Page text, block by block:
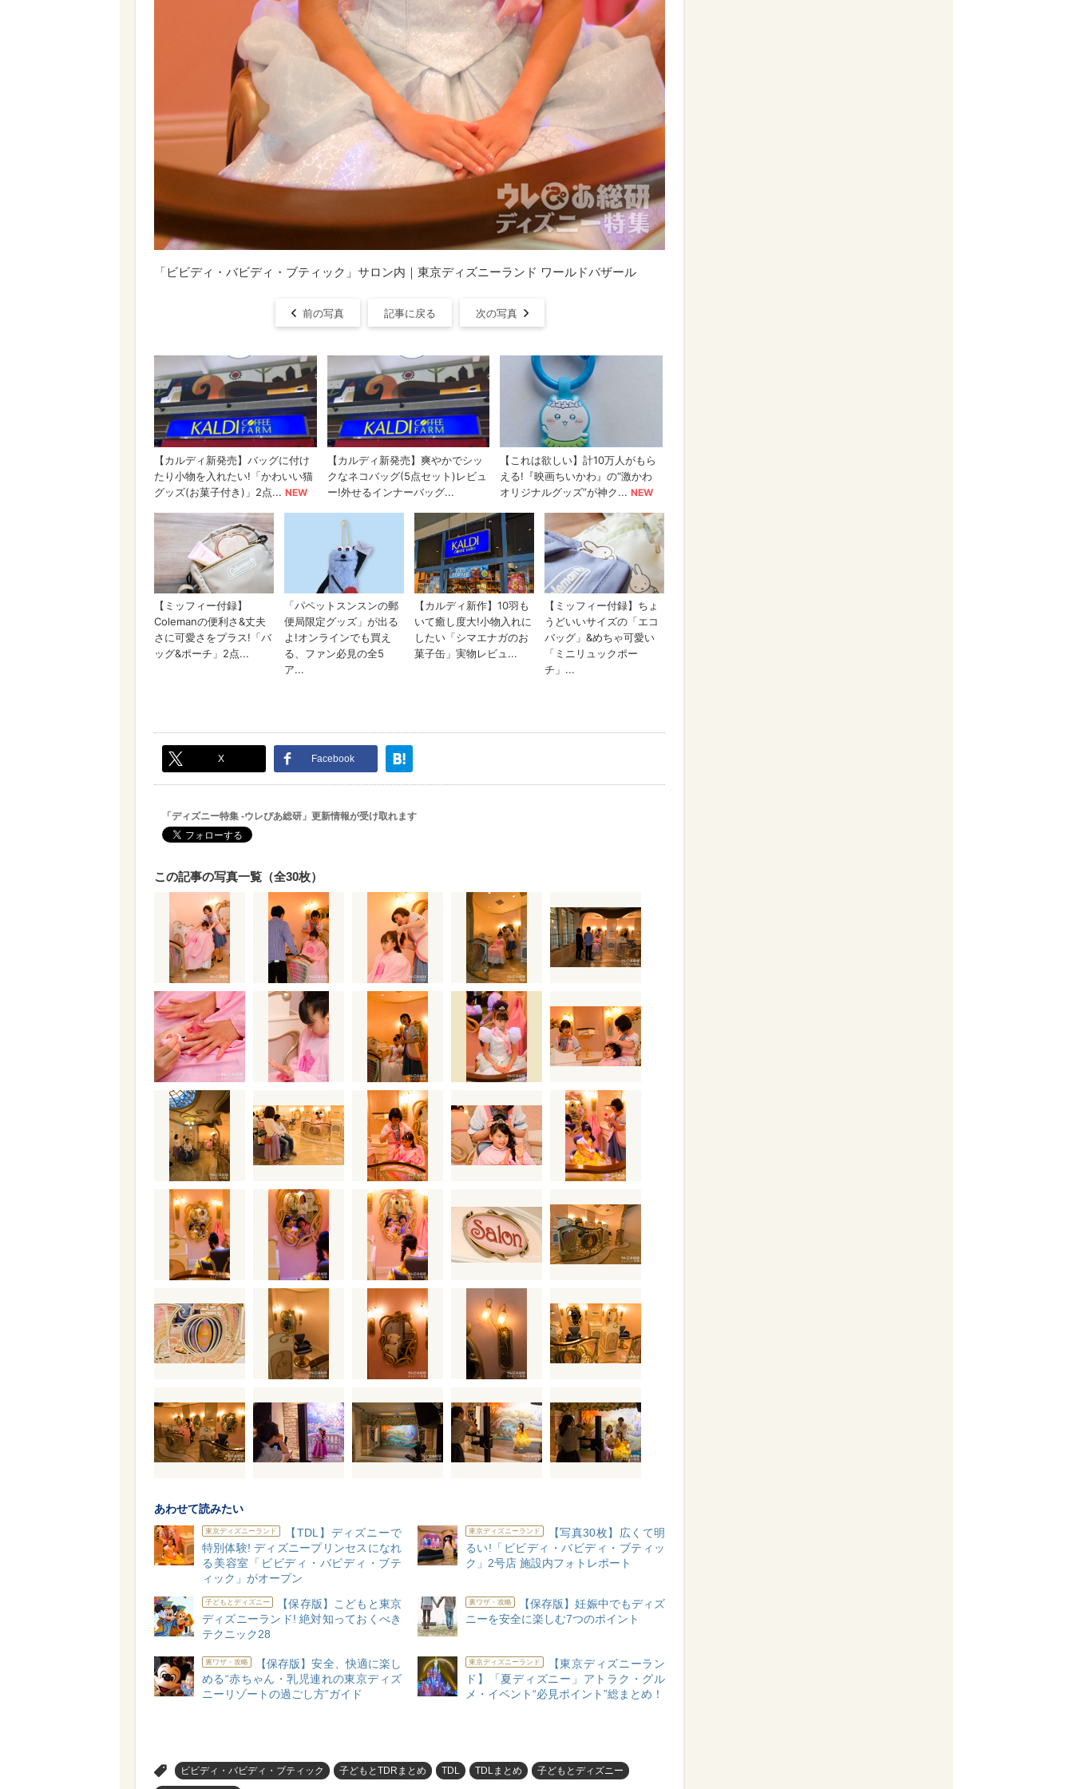
「ビビディ・バビディ・ブティック」サロン内｜東京ディズニーランド ワールドバザール
前の写真 記事に戻る 次の写真
X Facebook
「ディズニー特集 -ウレぴあ総研」更新情報が受け取れます
この記事の写真一覧（全30枚）
あわせて読みたい
東京ディズニーランド
【TDL】ディズニーで
特別体験! ディズニープリンセスになれ
る美容室「ビビディ・バビディ・ブテ
ィック」がオープン
東京ディズニーランド
【写真30枚】広くて明
るい!「ビビディ・バビディ・ブティッ
ク」2号店 施設内フォトレポート
子どもとディズニー
【保存版】こどもと東京
ディズニーランド! 絶対知っておくべき
テクニック28
裏ワザ・攻略
【保存版】妊娠中でもディズ
ニーを安全に楽しむ7つのポイント
裏ワザ・攻略
【保存版】安全、快適に楽し
める“赤ちゃん・乳児連れの東京ディズ
ニーリゾートの過ごし方”ガイド
東京ディズニーランド
【東京ディズニーラン
ド】「夏ディズニー」アトラク・グル
メ・イベント“必見ポイント”総まとめ！
ビビディ・バビディ・ブティック 子どもとTDRまとめ TDL TDLまとめ 子どもとディズニー